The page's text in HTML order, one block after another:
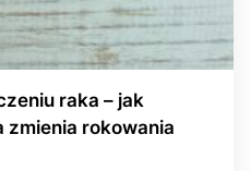
raka – jak
zmienia rokowania